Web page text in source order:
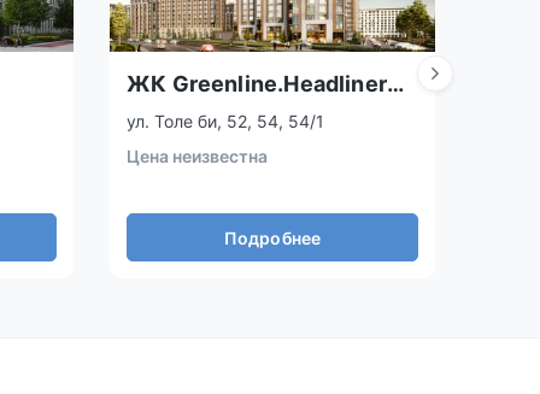
ЖК Greenline.Headliner
Exclusive
ул. Толе би, 52, 54, 54/1
Цена неизвестна
Подробнее